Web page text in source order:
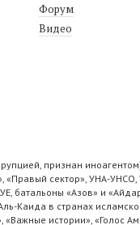
Форум
Видео
признан
сектор», УНА-
батальоны «Азов» и
Каида в странах
истории», «Голос